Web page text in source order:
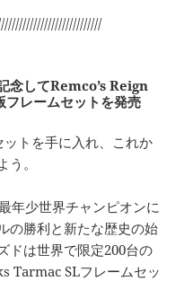
念してRemco’s Reign
レームセットを発売
トを手に入れ、これか
。
年少世界チャンピオンに
の勝利と新たな歴史の始
ドは世界で限定200台の
Tarmac SLフレームセッ